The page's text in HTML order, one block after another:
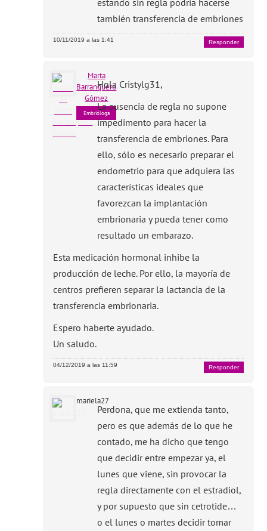
también transferencia de embriones
10/11/2019 a las 1:41 Responder
Marta
Barranquero
Gómez
Embrióloga
Hola Cristylg31,
La ausencia de regla no supone
impedimento para hacer la
transferencia de embriones. Para
ello, sólo es necesario preparar el
endometrio para que adquiera las
características ideales que
favorezcan la implantación
embrionaria y pueda tener como
resultado un embarazo.
Esta medicación hormonal inhibe la
producción de leche. Por ello, la mayoría de
centros prefieren separar la lactancia de la
transferencia embrionaria.
Espero haberte ayudado.
Un saludo.
04/12/2019 a las 11:59 Responder
mariela27
Perdona, que me extienda tanto,
pero es que además de lo que he
contado, me ha dicho que tengo
que decidir entre empezar ya, el
lunes que viene, sin provocar la
regla directamente con el estradiol,
y por supuesto que sin cetrotide…
o el lunes o martes decidir tomar